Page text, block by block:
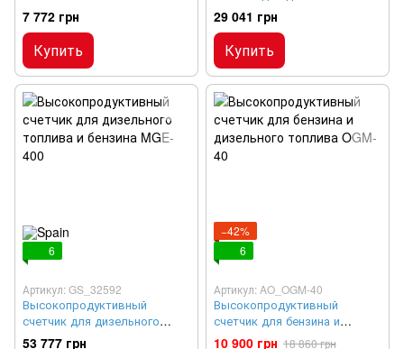
7 772 грн
Купить
топлива и бензина MGE-250
29 041 грн
Купить
6
Артикул: GS_32592
Высокопродуктивный
счетчик для дизельного
топлива и бензина MGE-400
53 777 грн
−42%
6
Артикул: AO_OGM-40
Высокопродуктивный
счетчик для бензина и
дизельного топлива OGM-40
10 900 грн 18 860 грн